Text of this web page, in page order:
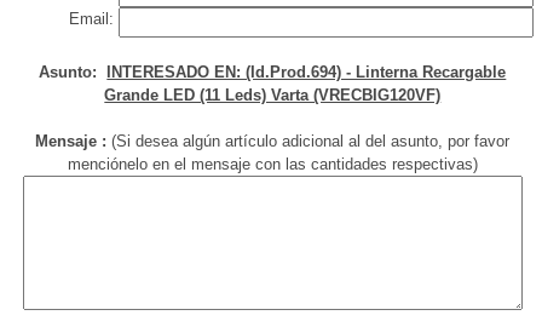
Email:
Asunto:
INTERESADO EN: (Id.Prod.694) - Linterna Recargable
Grande LED (11 Leds) Varta (VRECBIG120VF)
Mensaje : (Si desea algún artículo adicional al del asunto, por favor
menciónelo en el mensaje con las cantidades respectivas)